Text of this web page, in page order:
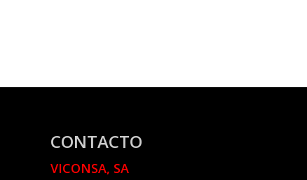
CONTACTO
VICONSA, SA